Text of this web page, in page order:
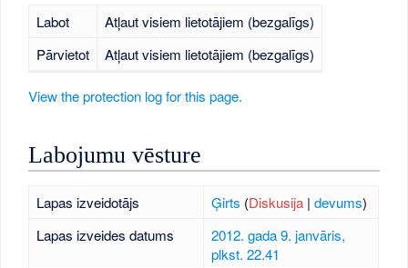
Labot
Atļaut visiem lietotājiem (bezgalīgs)
Pārvietot
Atļaut visiem lietotājiem (bezgalīgs)
View the protection log for this page.
Labojumu vēsture
Lapas izveidotājs Ģirts (Diskusija| devums)
Lapas izveides datums
2012. gada 9. janvāris,
plkst. 22.41